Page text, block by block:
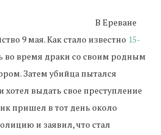
В Ереване
9 мая. Как стало известно 15-
во время драки со своим родным
Затем убийца пытался
выдать свое преступление
пришел в тот день около
и заявил, что стал